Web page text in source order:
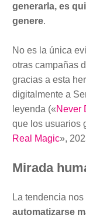
generarla, es
genere.
No es la única
otras campañas
gracias a esta
digitalmente a
leyenda («Never
que los usuarios
Real Magic»,
Mirada
La tendencia
automatizarse